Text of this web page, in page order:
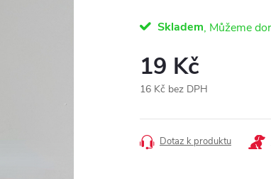
Skladem
19 Kč
16 Kč bez DPH
cena:
Dotaz k produktu